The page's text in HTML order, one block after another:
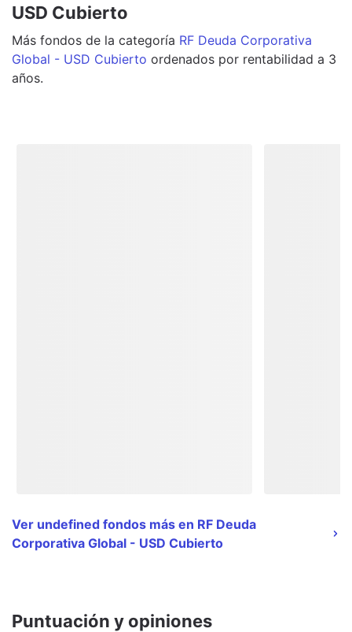
USD Cubierto
Más fondos de la categoría RF Deuda Corporativa
Global - USD Cubierto ordenados por rentabilidad a 3
años.
Ver undefined fondos más en RF Deuda
Corporativa Global - USD Cubierto
Puntuación y opiniones